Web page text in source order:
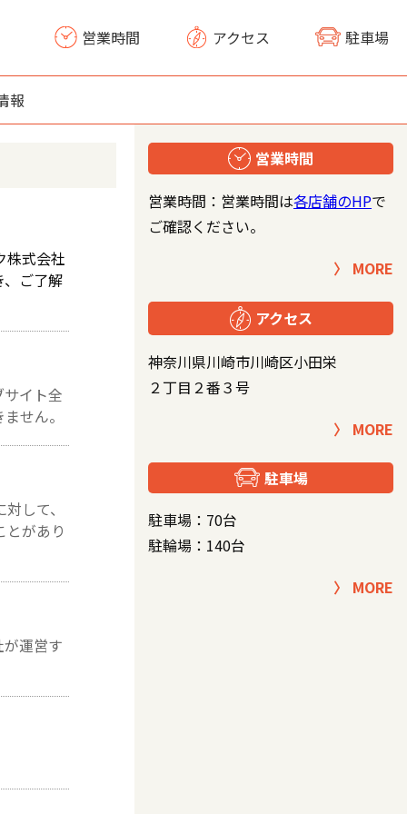
営業時間 アクセス 駐車場
報
株式会社
、ご了解
イト全
せん。
して、
があり
運営す
営業時間
営業時間：営業時間は各店舗のHPで
ご確認ください。
MORE
アクセス
神奈川県川崎市川崎区小田栄
２丁目２番３号
MORE
駐車場
駐車場：70台
駐輪場：140台
MORE